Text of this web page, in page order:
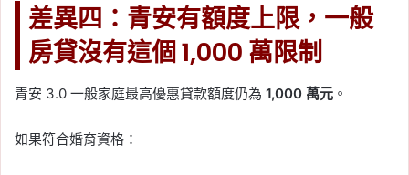
差異四：青安有額度上限，一般
房貸沒有這個 1,000 萬限制
青安 3.0 一般家庭最高優惠貸款額度仍為 1,000 萬元 。
如果符合婚育資格：